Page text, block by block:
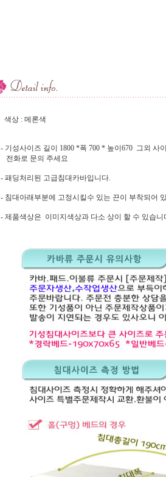
색상 : 메론색
- 기성사이즈 길이 1800 *폭 700 * 높이670 그외 사
전화로 문의 주세요
- 패딩처리된 고급침대카바입니다.
- 침대아래부분에 고정시킬수 있는 끈이 부착되어
- 제품색상은 이미지색상과 다소 상이 할 수 있습